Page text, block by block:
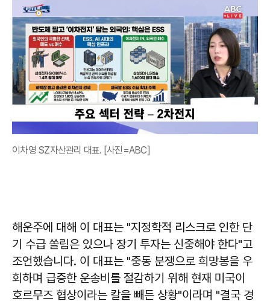
이차영 SZ자산관리 대표. [사진=ABC]
해운주에 대해 이 대표는 "지정학적 리스크로 인한 단
기 수급 쏠림은 있으나 장기 투자는 신중해야 한다"고
조언했습니다. 이 대표는 "중동 분쟁으로 희망봉을 우
회하며 급증한 운송비를 절감하기 위해 현재 미국이
호르무즈 협상이라는 칼을 빼든 상황"이라며 "결국 경